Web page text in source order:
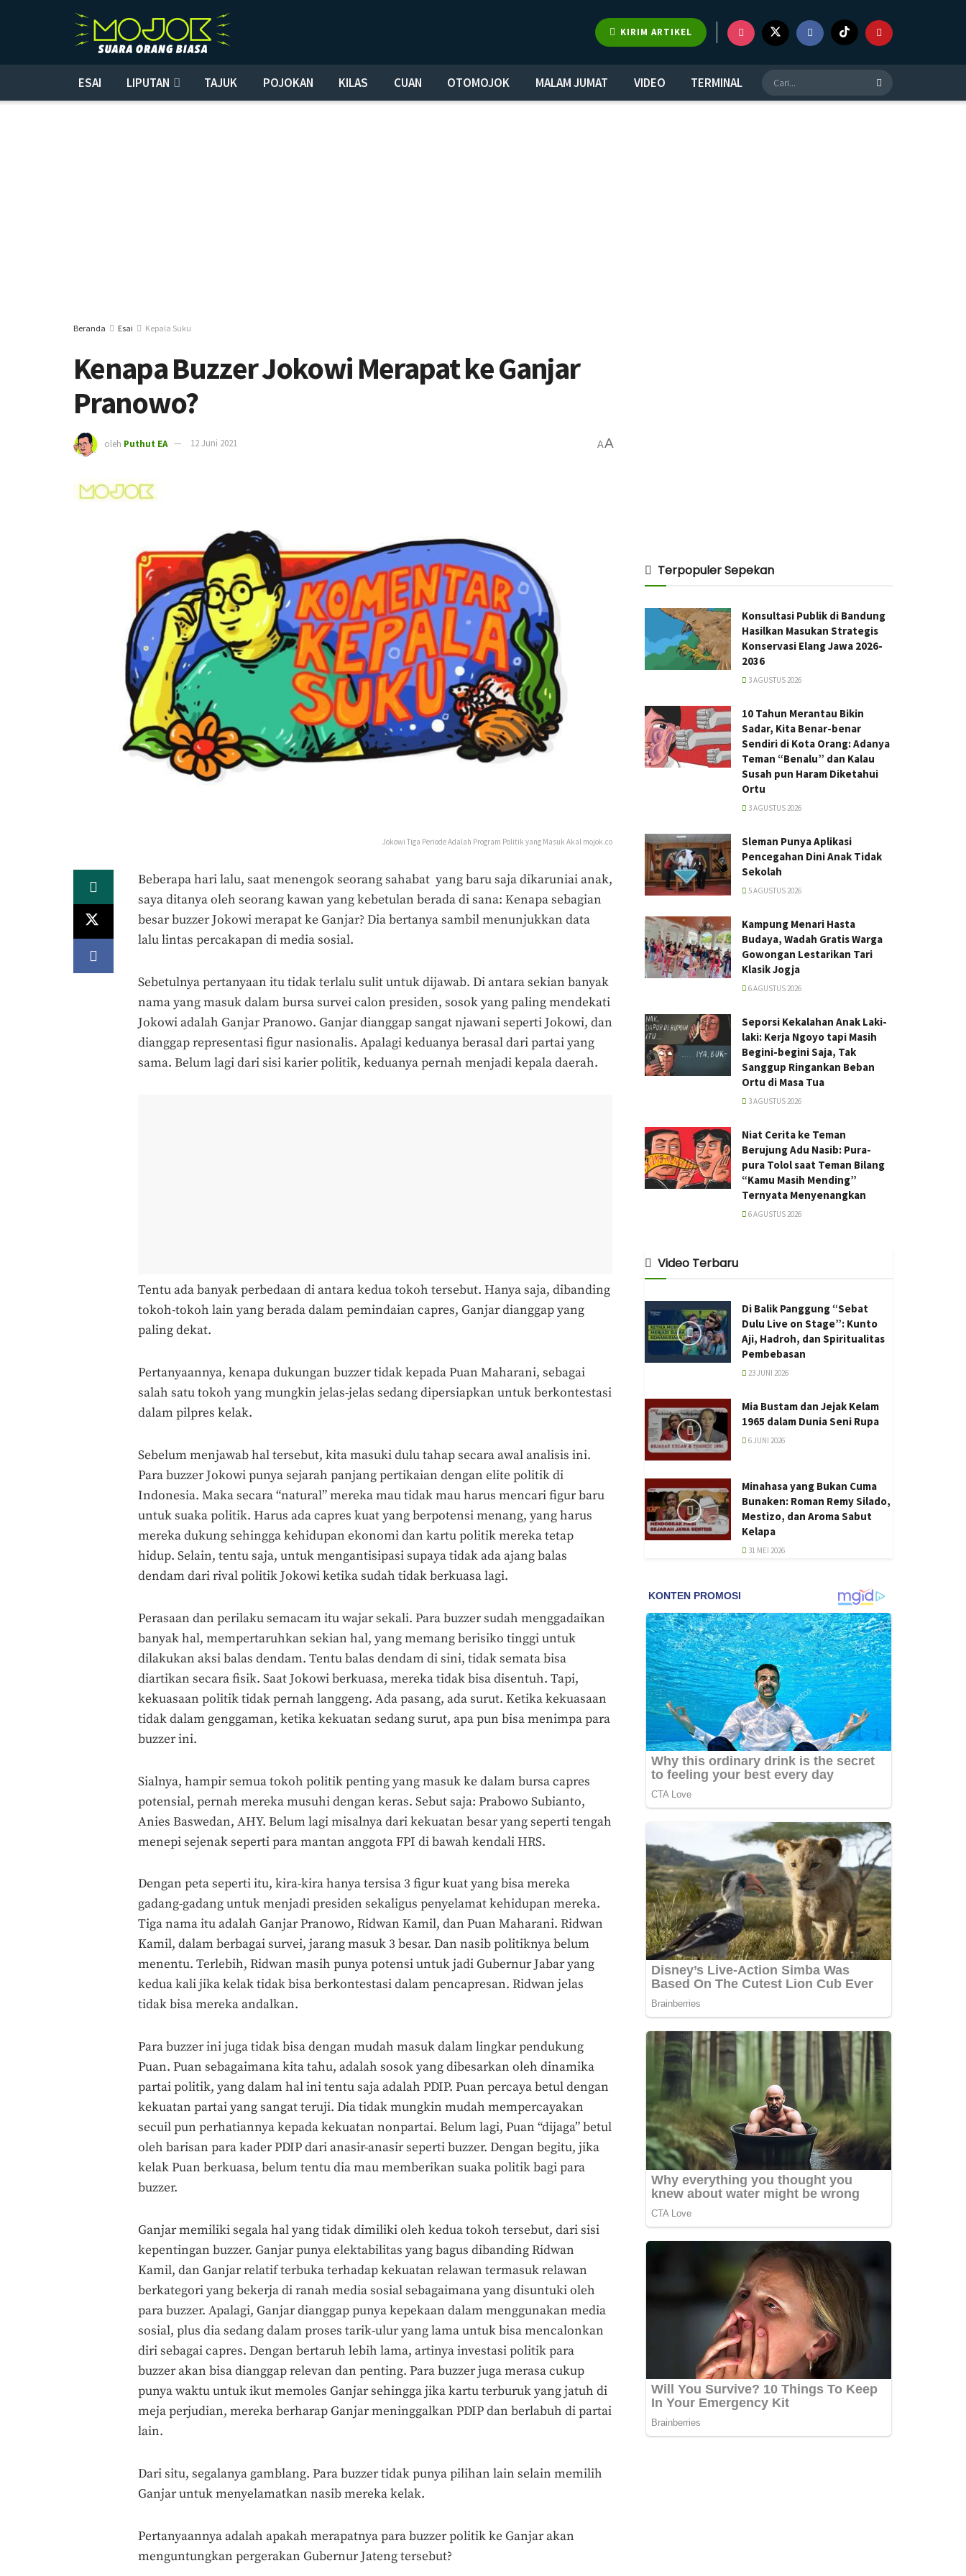
KIRIM ARTIKEL
ESAI LIPUTAN TAJUK POJOKAN KILAS CUAN OTOMOJOK MALAM JUMAT VIDEO TERMINAL
Beranda Esai Kepala Suku
Kenapa Buzzer Jokowi Merapat ke Ganjar
Pranowo?
oleh Puthut EA 12 Juni 2021 AA
Jokowi Tiga Periode Adalah Program Politik yang Masuk Akal mojok.co
Beberapa hari lalu, saat menengok seorang sahabat yang baru saja dikaruniai anak,
saya ditanya oleh seorang kawan yang kebetulan berada di sana: Kenapa sebagian
besar buzzer Jokowi merapat ke Ganjar? Dia bertanya sambil menunjukkan data
lalu lintas percakapan di media sosial.
Sebetulnya pertanyaan itu tidak terlalu sulit untuk dijawab. Di antara sekian banyak
nama yang masuk dalam bursa survei calon presiden, sosok yang paling mendekati
Jokowi adalah Ganjar Pranowo. Ganjar dianggap sangat njawani seperti Jokowi, dan
dianggap representasi figur nasionalis. Apalagi keduanya berasal dari partai yang
sama. Belum lagi dari sisi karier politik, keduanya pernah menjadi kepala daerah.
Tentu ada banyak perbedaan di antara kedua tokoh tersebut. Hanya saja, dibanding
tokoh-tokoh lain yang berada dalam pemindaian capres, Ganjar dianggap yang
paling dekat.
Pertanyaannya, kenapa dukungan buzzer tidak kepada Puan Maharani, sebagai
salah satu tokoh yang mungkin jelas-jelas sedang dipersiapkan untuk berkontestasi
dalam pilpres kelak.
Sebelum menjawab hal tersebut, kita masuki dulu tahap secara awal analisis ini.
Para buzzer Jokowi punya sejarah panjang pertikaian dengan elite politik di
Indonesia. Maka secara “natural” mereka mau tidak mau harus mencari figur baru
untuk suaka politik. Harus ada capres kuat yang berpotensi menang, yang harus
mereka dukung sehingga kehidupan ekonomi dan kartu politik mereka tetap
hidup. Selain, tentu saja, untuk mengantisipasi supaya tidak ada ajang balas
dendam dari rival politik Jokowi ketika sudah tidak berkuasa lagi.
Perasaan dan perilaku semacam itu wajar sekali. Para buzzer sudah menggadaikan
banyak hal, mempertaruhkan sekian hal, yang memang berisiko tinggi untuk
dilakukan aksi balas dendam. Tentu balas dendam di sini, tidak semata bisa
diartikan secara fisik. Saat Jokowi berkuasa, mereka tidak bisa disentuh. Tapi,
kekuasaan politik tidak pernah langgeng. Ada pasang, ada surut. Ketika kekuasaan
tidak dalam genggaman, ketika kekuatan sedang surut, apa pun bisa menimpa para
buzzer ini.
Sialnya, hampir semua tokoh politik penting yang masuk ke dalam bursa capres
potensial, pernah mereka musuhi dengan keras. Sebut saja: Prabowo Subianto,
Anies Baswedan, AHY. Belum lagi misalnya dari kekuatan besar yang seperti tengah
menepi sejenak seperti para mantan anggota FPI di bawah kendali HRS.
Dengan peta seperti itu, kira-kira hanya tersisa 3 figur kuat yang bisa mereka
gadang-gadang untuk menjadi presiden sekaligus penyelamat kehidupan mereka.
Tiga nama itu adalah Ganjar Pranowo, Ridwan Kamil, dan Puan Maharani. Ridwan
Kamil, dalam berbagai survei, jarang masuk 3 besar. Dan nasib politiknya belum
menentu. Terlebih, Ridwan masih punya potensi untuk jadi Gubernur Jabar yang
kedua kali jika kelak tidak bisa berkontestasi dalam pencapresan. Ridwan jelas
tidak bisa mereka andalkan.
Para buzzer ini juga tidak bisa dengan mudah masuk dalam lingkar pendukung
Puan. Puan sebagaimana kita tahu, adalah sosok yang dibesarkan oleh dinamika
partai politik, yang dalam hal ini tentu saja adalah PDIP. Puan percaya betul dengan
kekuatan partai yang sangat teruji. Dia tidak mungkin mudah mempercayakan
secuil pun perhatiannya kepada kekuatan nonpartai. Belum lagi, Puan “dijaga” betul
oleh barisan para kader PDIP dari anasir-anasir seperti buzzer. Dengan begitu, jika
kelak Puan berkuasa, belum tentu dia mau memberikan suaka politik bagi para
buzzer.
Ganjar memiliki segala hal yang tidak dimiliki oleh kedua tokoh tersebut, dari sisi
kepentingan buzzer. Ganjar punya elektabilitas yang bagus dibanding Ridwan
Kamil, dan Ganjar relatif terbuka terhadap kekuatan relawan termasuk relawan
berkategori yang bekerja di ranah media sosial sebagaimana yang disuntuki oleh
para buzzer. Apalagi, Ganjar dianggap punya kepekaan dalam menggunakan media
sosial, plus dia sedang dalam proses tarik-ulur yang lama untuk bisa mencalonkan
diri sebagai capres. Dengan bertaruh lebih lama, artinya investasi politik para
buzzer akan bisa dianggap relevan dan penting. Para buzzer juga merasa cukup
punya waktu untuk ikut memoles Ganjar sehingga jika kartu terburuk yang jatuh di
meja perjudian, mereka berharap Ganjar meninggalkan PDIP dan berlabuh di partai
lain.
Dari situ, segalanya gamblang. Para buzzer tidak punya pilihan lain selain memilih
Ganjar untuk menyelamatkan nasib mereka kelak.
Pertanyaannya adalah apakah merapatnya para buzzer politik ke Ganjar akan
menguntungkan pergerakan Gubernur Jateng tersebut?
Terpopuler Sepekan
Konsultasi Publik di Bandung
Hasilkan Masukan Strategis
Konservasi Elang Jawa 2026-
2036
3 AGUSTUS 2026
10 Tahun Merantau Bikin
Sadar, Kita Benar-benar
Sendiri di Kota Orang: Adanya
Teman “Benalu” dan Kalau
Susah pun Haram Diketahui
Ortu
3 AGUSTUS 2026
Sleman Punya Aplikasi
Pencegahan Dini Anak Tidak
Sekolah
5 AGUSTUS 2026
Kampung Menari Hasta
Budaya, Wadah Gratis Warga
Gowongan Lestarikan Tari
Klasik Jogja
6 AGUSTUS 2026
Seporsi Kekalahan Anak Laki-
laki: Kerja Ngoyo tapi Masih
Begini-begini Saja, Tak
Sanggup Ringankan Beban
Ortu di Masa Tua
3 AGUSTUS 2026
Niat Cerita ke Teman
Berujung Adu Nasib: Pura-
pura Tolol saat Teman Bilang
“Kamu Masih Mending”
Ternyata Menyenangkan
6 AGUSTUS 2026
Video Terbaru
Di Balik Panggung “Sebat
Dulu Live on Stage”: Kunto
Aji, Hadroh, dan Spiritualitas
Pembebasan
23 JUNI 2026
Mia Bustam dan Jejak Kelam
1965 dalam Dunia Seni Rupa
6 JUNI 2026
Minahasa yang Bukan Cuma
Bunaken: Roman Remy Silado,
Mestizo, dan Aroma Sabut
Kelapa
31 MEI 2026